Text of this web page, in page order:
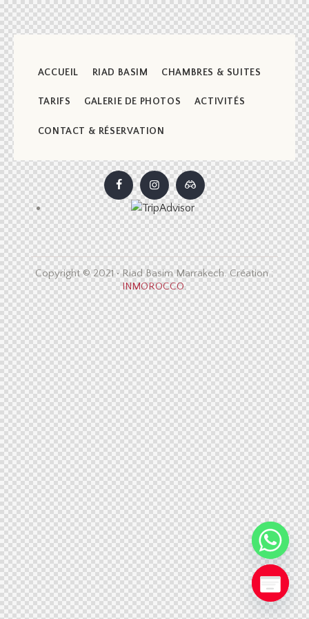
ACCUEIL RIAD BASIM CHAMBRES & SUITES
TARIFS GALERIE DE PHOTOS ACTIVITÉS
CONTACT & RÉSERVATION
Copyright © 2021 • Riad Basim Marrakech. Création :
INMOROCCO.